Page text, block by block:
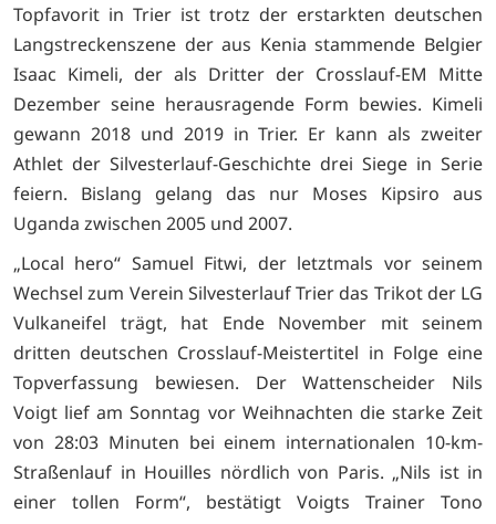
Topfavorit in Trier ist trotz der erstarkten deutschen
Langstreckenszene der aus Kenia stammende Belgier
Isaac Kimeli, der als Dritter der Crosslauf-EM Mitte
Dezember seine herausragende Form bewies. Kimeli
gewann 2018 und 2019 in Trier. Er kann als zweiter
Athlet der Silvesterlauf-Geschichte drei Siege in Serie
feiern. Bislang gelang das nur Moses Kipsiro aus
Uganda zwischen 2005 und 2007.
„Local hero“ Samuel Fitwi, der letztmals vor seinem
Wechsel zum Verein Silvesterlauf Trier das Trikot der LG
Vulkaneifel trägt, hat Ende November mit seinem
dritten deutschen Crosslauf-Meistertitel in Folge eine
Topverfassung bewiesen. Der Wattenscheider Nils
Voigt lief am Sonntag vor Weihnachten die starke Zeit
von 28:03 Minuten bei einem internationalen 10-km-
Straßenlauf in Houilles nördlich von Paris. „Nils ist in
einer tollen Form“, bestätigt Voigts Trainer Tono